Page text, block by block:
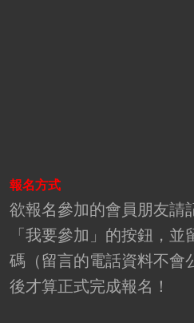
報名方式
欲報名參加的會員朋友請
「我要參加」的按鈕，
碼（留言的電話資料不會
後才算正式完成報名！